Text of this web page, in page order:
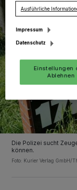
Die Polizei sucht
können.
Foto: Kurier Verlag GmbH/
Ausführliche
Impressum
Datenschutz
Einstellungen
Ablehnen